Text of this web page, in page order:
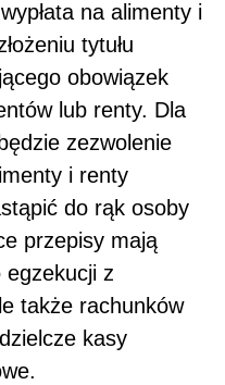
na alimenty i
tytułu
obowiązek
lub renty. Dla
zezwolenie
i renty
do rąk osoby
przepisy mają
egzekucji z
także rachunków
kasy